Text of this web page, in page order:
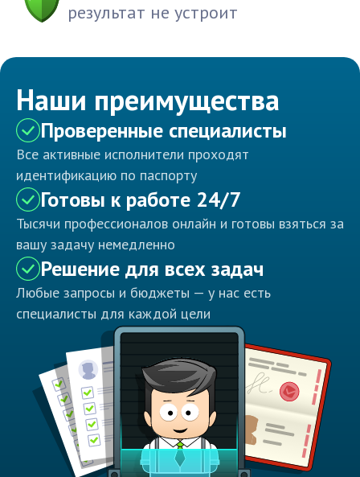
результат не устроит
Наши преимущества
Проверенные специалисты
Все активные исполнители проходят
идентификацию по паспорту
Готовы к работе 24/7
Тысячи профессионалов онлайн и готовы взяться за
вашу задачу немедленно
Решение для всех задач
Любые запросы и бюджеты — у нас есть
специалисты для каждой цели